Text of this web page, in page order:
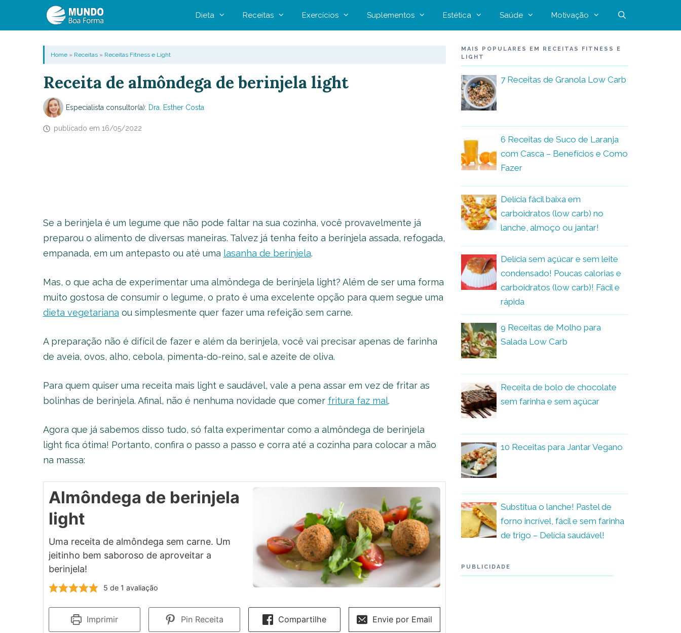
Dieta Receitas Exercícios Suplementos Estética Saúde Motivação
Home» Receitas» Receitas Fitness e Light
Receita de almôndega de berinjela light
Especialista consultor(a): Dra. Esther Costa
publicado em 16/05/2022
Se a berinjela é um legume que não pode faltar na sua cozinha, você provavelmente já
preparou o alimento de diversas maneiras. Talvez já tenha feito a berinjela assada, refogada,
empanada, em um antepasto ou até uma lasanha de berinjela.
Mas, o que acha de experimentar uma almôndega de berinjela light? Além de ser uma forma
muito gostosa de consumir o legume, o prato é uma excelente opção para quem segue uma
dieta vegetariana ou simplesmente quer fazer uma refeição sem carne.
A preparação não é difícil de fazer e além da berinjela, você vai precisar apenas de farinha
de aveia, ovos, alho, cebola, pimenta-do-reino, sal e azeite de oliva.
Para quem quiser uma receita mais light e saudável, vale a pena assar em vez de fritar as
bolinhas de berinjela. Afinal, não é nenhuma novidade que comer fritura faz mal.
Agora que já sabemos disso tudo, só falta experimentar como a almôndega de berinjela
light fica ótima! Portanto, confira o passo a passo e corra até a cozinha para colocar a mão
na massa:
Almôndega de berinjela
light
Uma receita de almôndega sem carne. Um
jeitinho bem saboroso de aproveitar a
berinjela!
5 de 1 avaliação
Imprimir Pin Receita Compartilhe Envie por Email
MAIS POPULARES EM RECEITAS FITNESS E
LIGHT
7 Receitas de Granola Low Carb
6 Receitas de Suco de Laranja
com Casca – Benefícios e Como
Fazer
Delícia fácil baixa em
carboidratos (low carb) no
lanche, almoço ou jantar!
Delícia sem açúcar e sem leite
condensado! Poucas calorias e
carboidratos (low carb)! Fácil e
rápida
9 Receitas de Molho para
Salada Low Carb
Receita de bolo de chocolate
sem farinha e sem açúcar
10 Receitas para Jantar Vegano
Substitua o lanche! Pastel de
forno incrível, fácil e sem farinha
de trigo – Delícia saudável!
PUBLICIDADE